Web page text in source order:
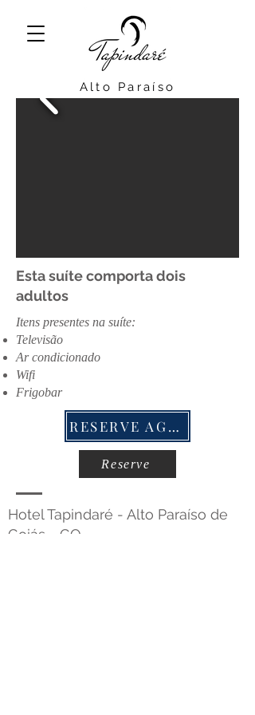
Alto Paraíso
Esta suíte comporta dois
adultos
Itens presentes na suíte:
Televisão
Ar condicionado
Wifi
Frigobar
RESERVE AGORA
Reserve
Hotel Tapindaré - Alto Paraíso de
Goiás - GO